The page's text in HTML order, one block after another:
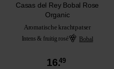
Casas del Rey Bobal Rose
Organic
Aromatische krachtpatser
Intens & fruitig rosé Bobal
16.49